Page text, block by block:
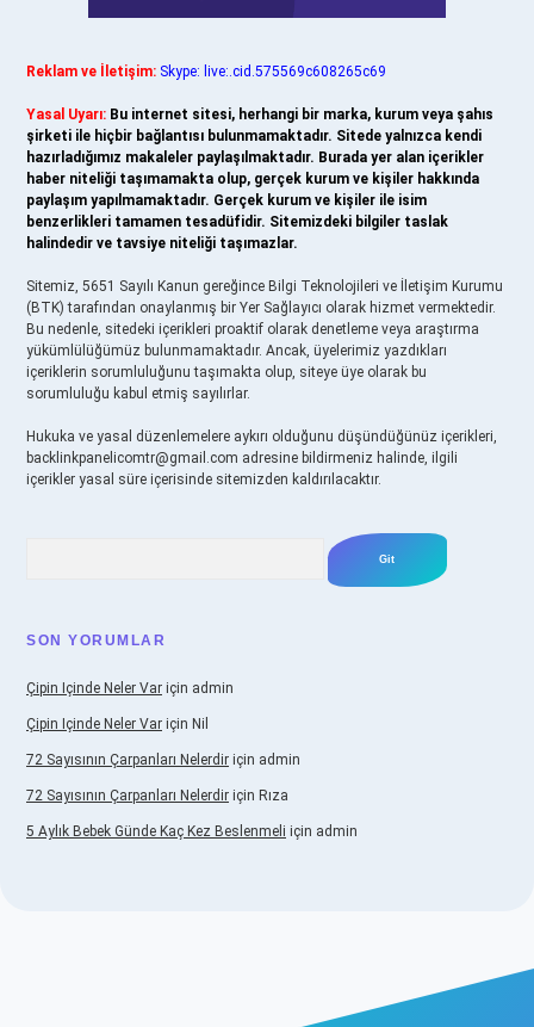
Reklam ve İletişim: Skype: live:.cid.575569c608265c69
Yasal Uyarı: Bu internet sitesi, herhangi bir marka, kurum veya şahıs
şirketi ile hiçbir bağlantısı bulunmamaktadır. Sitede yalnızca kendi
hazırladığımız makaleler paylaşılmaktadır. Burada yer alan içerikler
haber niteliği taşımamakta olup, gerçek kurum ve kişiler hakkında
paylaşım yapılmamaktadır. Gerçek kurum ve kişiler ile isim
benzerlikleri tamamen tesadüfidir. Sitemizdeki bilgiler taslak
halindedir ve tavsiye niteliği taşımazlar.
Sitemiz, 5651 Sayılı Kanun gereğince Bilgi Teknolojileri ve İletişim Kurumu
(BTK) tarafından onaylanmış bir Yer Sağlayıcı olarak hizmet vermektedir.
Bu nedenle, sitedeki içerikleri proaktif olarak denetleme veya araştırma
yükümlülüğümüz bulunmamaktadır. Ancak, üyelerimiz yazdıkları
içeriklerin sorumluluğunu taşımakta olup, siteye üye olarak bu
sorumluluğu kabul etmiş sayılırlar.
Hukuka ve yasal düzenlemelere aykırı olduğunu düşündüğünüz içerikleri,
backlinkpanelicomtr@gmail.com adresine bildirmeniz halinde, ilgili
içerikler yasal süre içerisinde sitemizden kaldırılacaktır.
SON YORUMLAR
Çipin Içinde Neler Var için admin
Çipin Içinde Neler Var için Nil
72 Sayısının Çarpanları Nelerdir için admin
72 Sayısının Çarpanları Nelerdir için Rıza
5 Aylık Bebek Günde Kaç Kez Beslenmeli için admin